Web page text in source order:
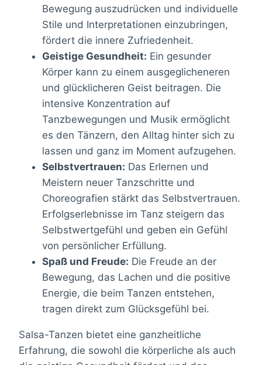
Bewegung auszudrücken und individuelle
Stile und Interpretationen einzubringen,
fördert die innere Zufriedenheit.
Geistige Gesundheit: Ein gesunder
Körper kann zu einem ausgeglicheneren
und glücklicheren Geist beitragen. Die
intensive Konzentration auf
Tanzbewegungen und Musik ermöglicht
es den Tänzern, den Alltag hinter sich zu
lassen und ganz im Moment aufzugehen.
Selbstvertrauen: Das Erlernen und
Meistern neuer Tanzschritte und
Choreografien stärkt das Selbstvertrauen.
Erfolgserlebnisse im Tanz steigern das
Selbstwertgefühl und geben ein Gefühl
von persönlicher Erfüllung.
Spaß und Freude: Die Freude an der
Bewegung, das Lachen und die positive
Energie, die beim Tanzen entstehen,
tragen direkt zum Glücksgefühl bei.
Salsa-Tanzen bietet eine ganzheitliche
Erfahrung, die sowohl die körperliche als auch